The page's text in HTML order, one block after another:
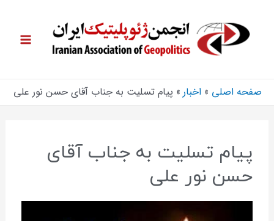
صفحه اصلی اخبار پیام تسلیت به جناب آقای حسن نور علی
پیام تسلیت به جناب آقای
حسن نور علی